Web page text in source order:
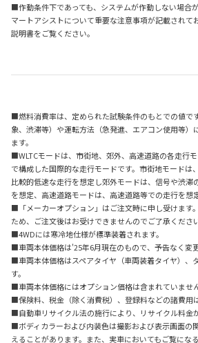
■作動条件下であっても、システムが作動しない場
マートアシストについて重要な注意事項が記載されて
説明書をご覧ください。
■燃料消費率は、定められた試験条件のもとでの値で
象、渋滞等）や運転方法（急発進、エアコン使用等）
ます。
■WLTCモードは、市街地、郊外、高速道路の各走行
で構成した国際的な走行モードです。市街地モードは
比較的低速な走行を想定し郊外モードは、信号や渋滞
を想定、高速道路モードは、高速道路等での走行を想
■「メーカーオプション」はご注文時に申し受けます
ため、ご注文後はお受けできませんのでご了承ください
■4WDには寒冷地仕様が標準装着されます。
■車両本体価格は'25年6月現在のもので、予告なく変
■車両本体価格はスペアタイヤ（車両装着タイヤ）、
す。
■車両本体価格にはオプション価格は含まれていません
■保険料、税金（除く消費税）、登録料などの諸費用
■自動車リサイクル法の施行により、リサイクル料金
■ボディカラーおよび内装色は撮影および表示画面の
えることがあります。また、実車においてもご覧にな